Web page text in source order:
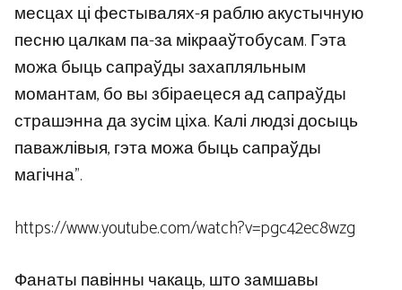
месцах ці фестывалях-я раблю акустычную
песню цалкам па-за мікрааўтобусам. Гэта
можа быць сапраўды захапляльным
момантам, бо вы збіраецеся ад сапраўды
страшэнна да зусім ціха. Калі людзі досыць
паважлівыя, гэта можа быць сапраўды
магічна”.
https://www.youtube.com/watch?v=pgc42ec8wzg
Фанаты павінны чакаць, што замшавы